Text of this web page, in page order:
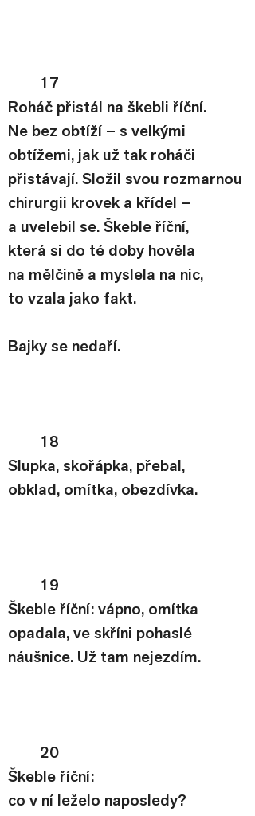
17
Roháč přistál na škebli říční.
Ne bez obtíží – s velkými
obtížemi, jak už tak roháči
přistávají. Složil svou rozmarnou
chirurgii krovek a křídel –
a uvelebil se. Škeble říční,
která si do té doby hověla
na mělčině a myslela na nic,
to vzala jako fakt.
Bajky se nedaří.
18
Slupka, skořápka, přebal,
obklad, omítka, obezdívka.
19
Škeble říční: vápno, omítka
opadala, ve skříni pohaslé
náušnice. Už tam nejezdím.
20
Škeble říční:
co v ní leželo naposledy?